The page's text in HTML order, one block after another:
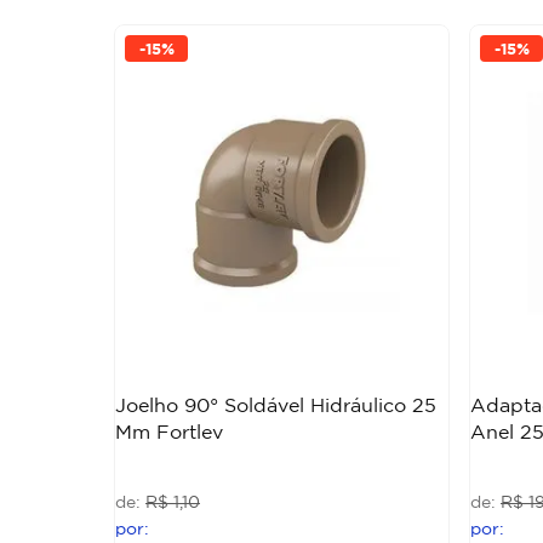
-15%
Joelho 90° Soldável Hidráulico 25
Mm Fortlev
R$ 1,10
-15%
Anel
R$